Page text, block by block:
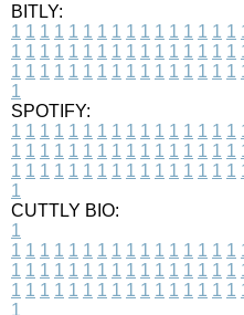
BITLY:
1 1 1 1 1 1 1 1 1 1 1 1 1 1 1 1
1 1 1 1 1 1 1 1 1 1 1 1 1 1 1 1
1 1 1 1 1 1 1 1 1 1 1 1 1 1 1 1
1
SPOTIFY:
1 1 1 1 1 1 1 1 1 1 1 1 1 1 1 1
1 1 1 1 1 1 1 1 1 1 1 1 1 1 1 1
1 1 1 1 1 1 1 1 1 1 1 1 1 1 1 1
1
CUTTLY BIO:
1
1 1 1 1 1 1 1 1 1 1 1 1 1 1 1 1
1 1 1 1 1 1 1 1 1 1 1 1 1 1 1 1
1 1 1 1 1 1 1 1 1 1 1 1 1 1 1 1
1